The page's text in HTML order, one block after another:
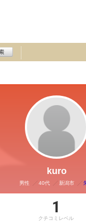
kuro
男性 40代 新潟市
1
クチコミレベル